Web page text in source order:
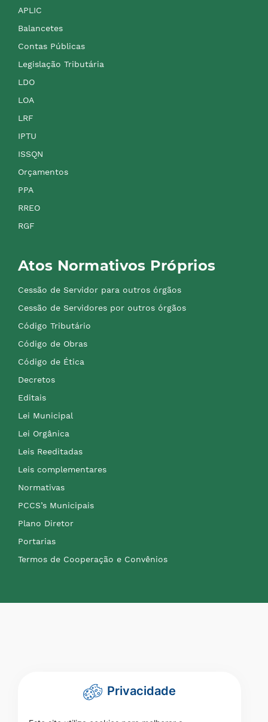
APLIC
Balancetes
Contas Públicas
Legislação Tributária
LDO
LOA
LRF
IPTU
ISSQN
Orçamentos
PPA
RREO
RGF
Atos Normativos Próprios
Cessão de Servidor para outros órgãos
Cessão de Servidores por outros órgãos
Código Tributário
Código de Obras
Código de Ética
Decretos
Editais
Lei Municipal
Lei Orgânica
Leis Reeditadas
Leis complementares
Normativas
PCCS’s Municipais
Plano Diretor
Portarias
Termos de Cooperação e Convênios
Privacidade